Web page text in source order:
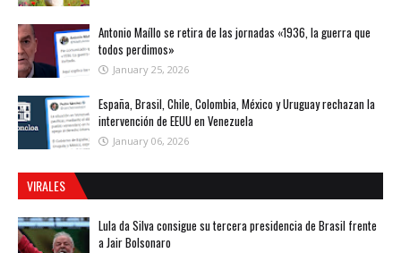
Antonio Maíllo se retira de las jornadas «1936, la guerra que
todos perdimos»
January 25, 2026
España, Brasil, Chile, Colombia, México y Uruguay rechazan la
intervención de EEUU en Venezuela
January 06, 2026
VIRALES
Lula da Silva consigue su tercera presidencia de Brasil frente
a Jair Bolsonaro